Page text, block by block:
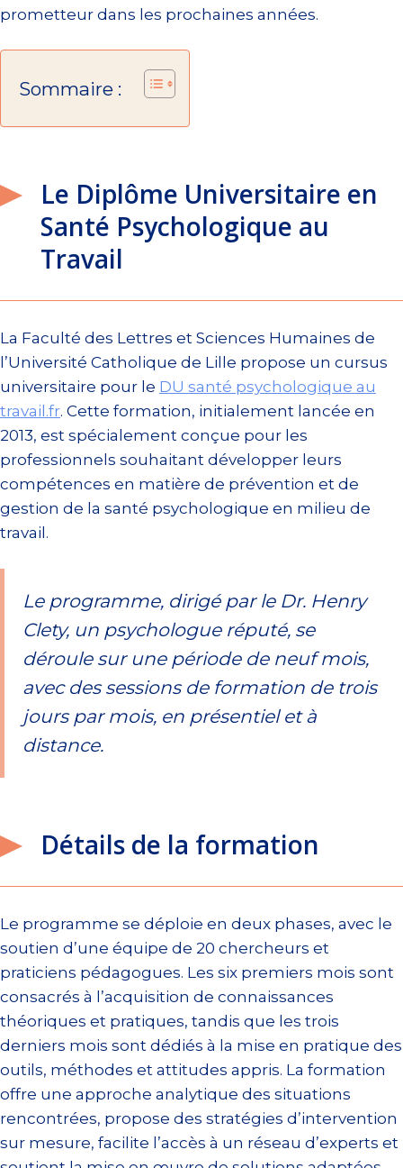
prometteur dans les prochaines années.
Sommaire :
Le Diplôme Universitaire en
Santé Psychologique au
Travail
La Faculté des Lettres et Sciences Humaines de
l’Université Catholique de Lille propose un cursus
universitaire pour le DU santé psychologique au
travail.fr. Cette formation, initialement lancée en
2013, est spécialement conçue pour les
professionnels souhaitant développer leurs
compétences en matière de prévention et de
gestion de la santé psychologique en milieu de
travail.
Le programme, dirigé par le Dr. Henry
Clety, un psychologue réputé, se
déroule sur une période de neuf mois,
avec des sessions de formation de trois
jours par mois, en présentiel et à
distance.
Détails de la formation
Le programme se déploie en deux phases, avec le
soutien d’une équipe de 20 chercheurs et
praticiens pédagogues. Les six premiers mois sont
consacrés à l’acquisition de connaissances
théoriques et pratiques, tandis que les trois
derniers mois sont dédiés à la mise en pratique des
outils, méthodes et attitudes appris. La formation
offre une approche analytique des situations
rencontrées, propose des stratégies d’intervention
sur mesure, facilite l’accès à un réseau d’experts et